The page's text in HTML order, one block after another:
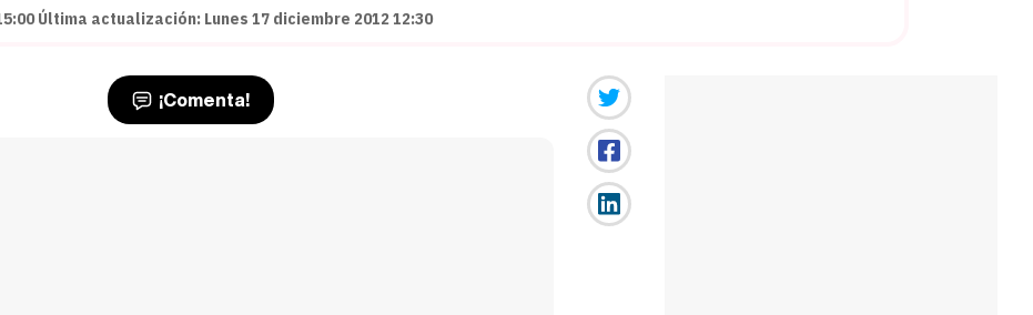
Última actualización: Lunes 17 diciembre 2012 12:30
¡Comenta!